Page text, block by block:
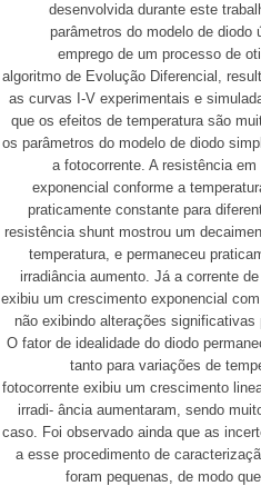
desenvolvida durante este
parâmetros do modelo de diodo
emprego de um processo de
algoritmo de Evolução Diferencial,
as curvas I-V experimentais e
que os efeitos de temperatura são
os parâmetros do modelo de diodo
a fotocorrente. A resistência
exponencial conforme a
praticamente constante para
resistência shunt mostrou um
temperatura, e permaneceu
irradiância aumento. Já a corrente
exibiu um crescimento exponencial
não exibindo alterações
O fator de idealidade do diodo
tanto para variações de
fotocorrente exibiu um crescimento
irradi- ância aumentaram, sendo
caso. Foi observado ainda que as
a esse procedimento de
foram pequenas, de modo